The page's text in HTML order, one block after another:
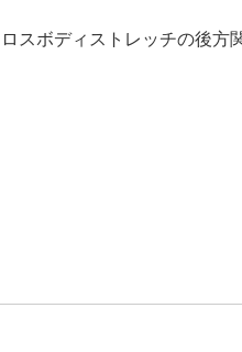
スボディストレッチの後方